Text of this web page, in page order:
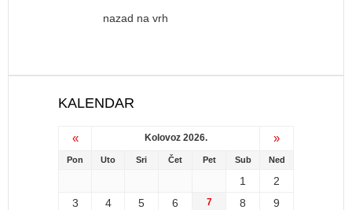
nazad na vrh
KALENDAR
« Kolovoz 2026. »
Pon Uto Sri Čet Pet Sub Ned
1
2
3
4 5 6 7 8
9